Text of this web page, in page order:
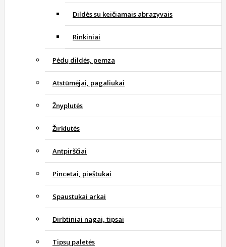
Dildės su keičiamais abrazyvais
Rinkiniai
Pėdų dildės, pemza
Atstūmėjai, pagaliukai
Žnyplutės
Žirklutės
Antpirščiai
Pincetai, pieštukai
Spaustukai arkai
Dirbtiniai nagai, tipsai
Tipsų paletės